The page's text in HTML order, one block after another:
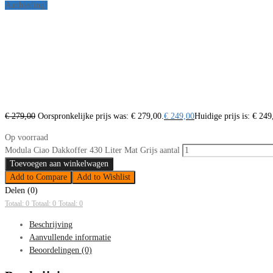
Aanbieding!
€279,00 Oorspronkelijke prijs was: € 279,00. € 249,00Huidige prijs is: €
Op voorraad
Modula Ciao Dakkoffer 430 Liter Mat Grijs aantal
Toevoegen aan winkelwagen
Add to Compare
Add to Wishlist
Delen (0)
Totaal: 0 Totaal: 0 Totaal: 0
Beschrijving
Aanvullende informatie
Beoordelingen (0)